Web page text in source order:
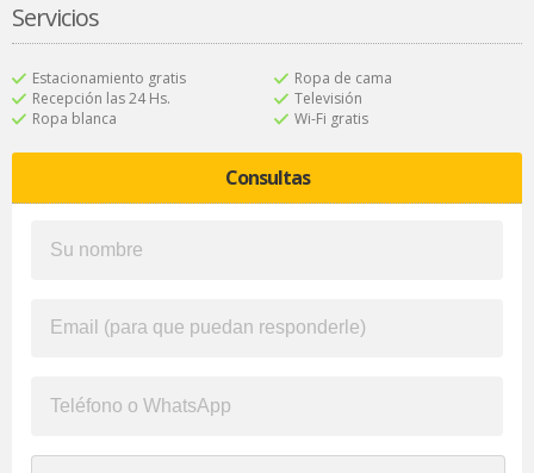
Servicios
Estacionamiento gratis
Recepción las 24 Hs.
Ropa blanca
Ropa de cama
Televisión
Wi-Fi gratis
Consultas